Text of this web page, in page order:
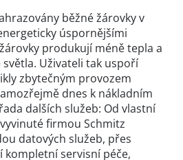
běžné žárovky v
úspornějšími
produkují méně tepla a
Uživateli tak uspoří
zbytečným provozem
dnes k nákladním
dalších služeb: Od vlastní
firmou Schmitz
datových služeb, přes
kompletní servisní péče,